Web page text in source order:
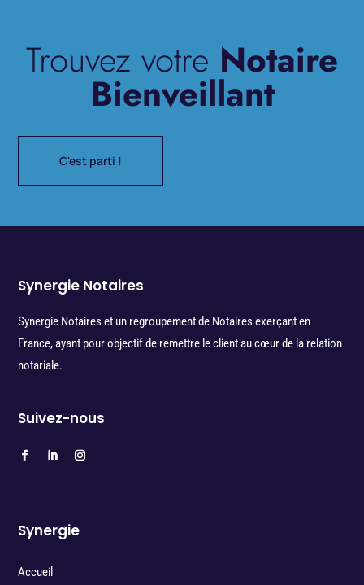
Trouvez votre Notaire
Bienveillant
C'est parti !
Synergie Notaires
Synergie Notaires et un regroupement de Notaires exerçant en
France, ayant pour objectif de remettre le client au cœur de la relation
notariale.
Suivez-nous
Synergie
Accueil